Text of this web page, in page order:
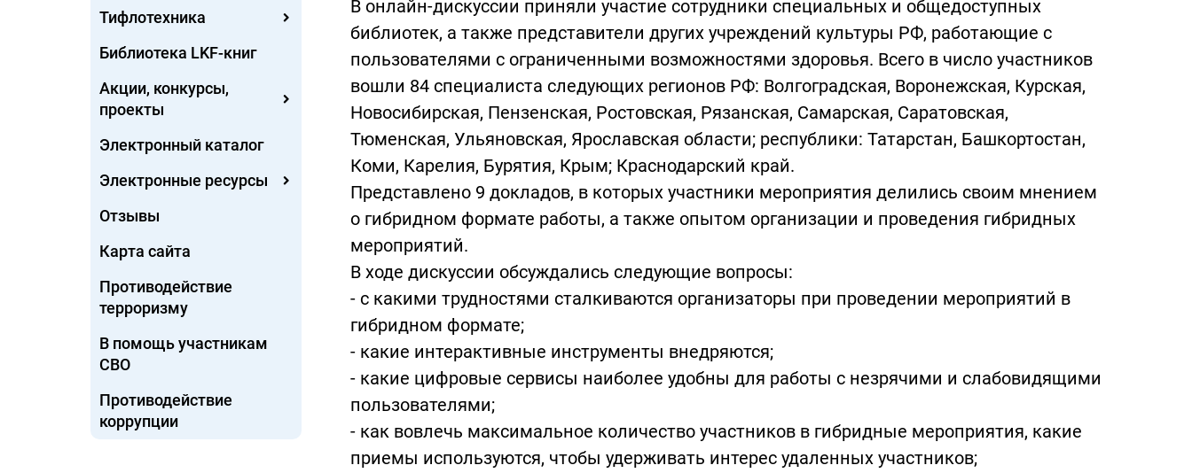
Тифлотехника
Библиотека LKF-книг
Акции, конкурсы,
проекты
Электронный каталог
Электронные ресурсы
Отзывы
Карта сайта
Противодействие
терроризму
В помощь участникам
СВО
Противодействие
коррупции
В онлайн-дискуссии приняли участие сотрудники специальных и общедоступных
библиотек, а также представители других учреждений культуры РФ, работающие с
пользователями с ограниченными возможностями здоровья. Всего в число участников
вошли 84 специалиста следующих регионов РФ: Волгоградская, Воронежская, Курская,
Новосибирская, Пензенская, Ростовская, Рязанская, Самарская, Саратовская,
Тюменская, Ульяновская, Ярославская области; республики: Татарстан, Башкортостан,
Коми, Карелия, Бурятия, Крым; Краснодарский край.
Представлено 9 докладов, в которых участники мероприятия делились своим мнением
о гибридном формате работы, а также опытом организации и проведения гибридных
мероприятий.
В ходе дискуссии обсуждались следующие вопросы:
- с какими трудностями сталкиваются организаторы при проведении мероприятий в
гибридном формате;
- какие интерактивные инструменты внедряются;
- какие цифровые сервисы наиболее удобны для работы с незрячими и слабовидящими
пользователями;
- как вовлечь максимальное количество участников в гибридные мероприятия, какие
приемы используются, чтобы удерживать интерес удаленных участников;